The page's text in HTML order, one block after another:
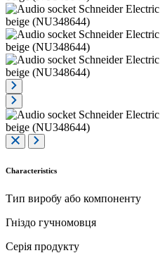
Characteristics
Тип виробу або компоненту
Гніздо гучномовця
Серія продукту